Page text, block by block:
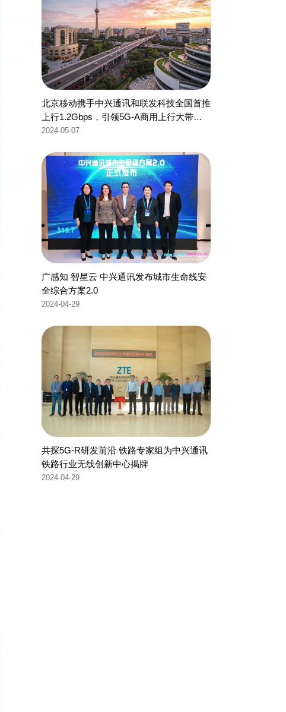
北京移动携手中兴通讯和联发科技全国首推
上行1.2Gbps，引领5G-A商用上行大带宽
新时代！
2024-05-07
广感知 智星云 中兴通讯发布城市生命线安
全综合方案2.0
2024-04-29
共探5G-R研发前沿 铁路专家组为中兴通讯
铁路行业无线创新中心揭牌
2024-04-29